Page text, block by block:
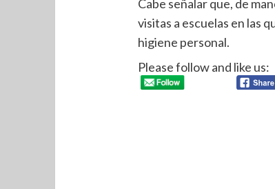
Cabe señalar que, de
visitas a escuelas en las
higiene personal.
Please follow and like us: